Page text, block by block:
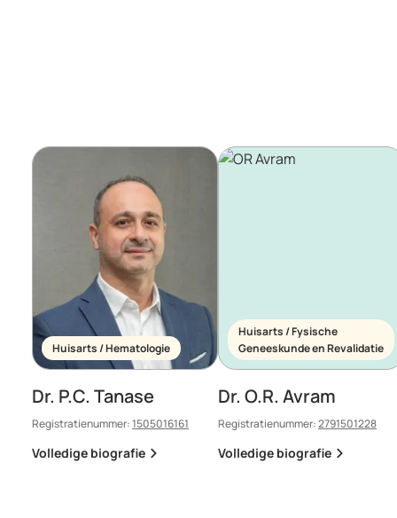
Huisarts / Hematologie
Dr. P.C. Tanase
Registratienummer:1505016161
Volledige biografie
Huisarts / Fysische
Geneeskunde en Revalidatie
Dr. O.R. Avram
Registratienummer:2791501228
Volledige biografie